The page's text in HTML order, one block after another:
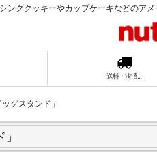
ングクッキーやカップケーキなどのア
送料・決済...
グスタンド」